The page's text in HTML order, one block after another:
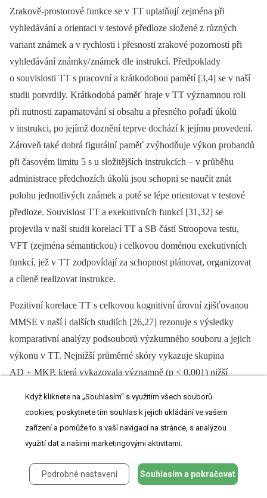
Zrakově-prostorové funkce se v TT uplatňují zejména při
vyhledávání a orientaci v testové předloze složené z různých
variant známek a v rychlosti i přesnosti zrakové pozornosti při
vyhledávání známky/ známek dle instrukcí. Předpoklady
o souvislosti TT s pracovní a krátkodobou pamětí [3,4] se v naší
studii potvrdily. Krátkodobá paměť hraje v TT významnou roli
při nutnosti zapamatování si obsahu a přesného pořadí úkolů
v instrukci, po jejímž doznění teprve dochází k jejímu provedení.
Zároveň také dobrá figurální paměť zvýhodňuje výkon probandů
při časovém limitu 5 s u složitějších instrukcích –⁠ v průběhu
administrace předchozích úkolů jsou schopni se naučit znát
polohu jednotlivých známek a poté se lépe orientovat v testové
předloze. Souvislost TT a exekutivních funkcí [31,32] se
projevila v naší studii korelací TT a SB částí Stroopova testu,
VFT (zejména sémantickou) i celkovou doménou exekutivních
funkcí, jež v TT zodpovídají za schopnost plánovat, organizovat
a cíleně realizovat instrukce.
Pozitivní korelace TT s celkovou kognitivní úrovní zjišťovanou
MMSE v naší i dalších studiích [26,27] rezonuje s výsledky
komparativní analýzy podsouborů výzkumného souboru a jejich
výkonu v TT. Nejnižší průměrné skóry vykazuje skupina
AD + MKP, která vykazovala významně (p < 0,001) nižší
analýza odpovědí v TT u pacientů s AD naznačuje
pravděpodobnější příčinu nezdaru v důsledku perseverace nežli
Výsledky ROC analýzy ukazují, že TT disponuje vysokou
Když kliknete na „Souhlasím“ s využitím všech souborů
cookies, poskytnete tím souhlas k jejich ukládání ve vašem
zařízení a pomůže to s vaší navigací na stránce, s analýzou
využití dat a našimi marketingovými aktivitami.
Podrobné nastavení Souhlasím a pokračovat